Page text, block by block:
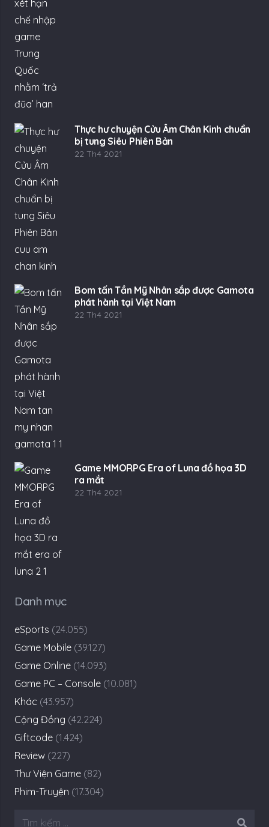
Thực hư chuyện Cửu Âm Chân Kinh chuẩn
bị tung Siêu Phiên Bản
22 Th4 2021
Bom tấn Tần Mỹ Nhân sắp được Gamota
phát hành tại Việt Nam
22 Th4 2021
Game MMORPG Era of Luna đồ họa 3D
ra mắt
22 Th4 2021
Danh mục
eSports (24.055)
Game Mobile (39.127)
Game Online (14.093)
Game PC – Console (10.081)
Khác (43.957)
Cộng Đồng (42.224)
Giftcode (1.424)
Review (227)
Thư Viện Game (82)
Phim-Truyện (17.304)
Tìm